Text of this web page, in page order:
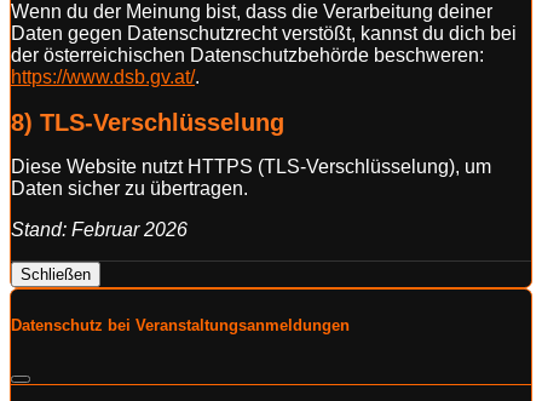
Wenn du der Meinung bist, dass die Verarbeitung deiner
Daten gegen Datenschutzrecht verstößt, kannst du dich bei
der österreichischen Datenschutzbehörde beschweren:
https://www.dsb.gv.at/.
8) TLS-Verschlüsselung
Diese Website nutzt HTTPS (TLS-Verschlüsselung), um
Daten sicher zu übertragen.
Stand: Februar 2026
Schließen
Datenschutz bei Veranstaltungsanmeldungen